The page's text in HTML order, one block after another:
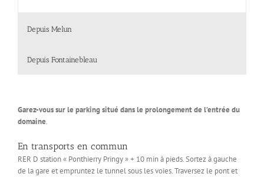
Depuis Melun
Depuis Fontainebleau
Garez-vous sur le parking situé dans le prolongement de l’entrée du
domaine.
En transports en commun
RER D station « Ponthierry Pringy » + 10 min à pieds. Sortez à gauche
de la gare et empruntez le tunnel sous les voies. Traversez le pont et